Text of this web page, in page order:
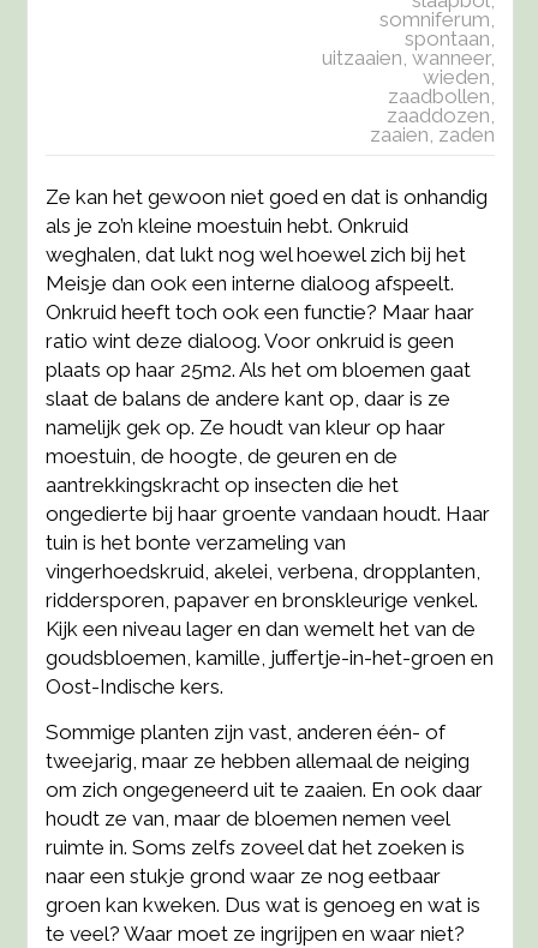
somniferum
spontaan
uitzaaien wanneer,
wieden
zaadbollen
zaaddozen
zaaien zaden
Ze kan het gewoon niet goed en dat is onhandig
als je zo’n kleine moestuin hebt. Onkruid
weghalen, dat lukt nog wel hoewel zich bij het
Meisje dan ook een interne dialoog afspeelt.
Onkruid heeft toch ook een functie? Maar haar
ratio wint deze dialoog. Voor onkruid is geen
plaats op haar 25m2. Als het om bloemen gaat
slaat de balans de andere kant op, daar is ze
namelijk gek op. Ze houdt van kleur op haar
moestuin, de hoogte, de geuren en de
aantrekkingskracht op insecten die het
ongedierte bij haar groente vandaan houdt. Haar
tuin is het bonte verzameling van
vingerhoedskruid, akelei, verbena, dropplanten,
riddersporen, papaver en bronskleurige venkel.
Kijk een niveau lager en dan wemelt het van de
goudsbloemen, kamille, juffertje-in-het-groen en
Oost-Indische kers.
Sommige planten zijn vast, anderen één- of
tweejarig, maar ze hebben allemaal de neiging
om zich ongegeneerd uit te zaaien. En ook daar
houdt ze van, maar de bloemen nemen veel
ruimte in. Soms zelfs zoveel dat het zoeken is
naar een stukje grond waar ze nog eetbaar
groen kan kweken. Dus wat is genoeg en wat is
te veel? Waar moet ze ingrijpen en waar niet?